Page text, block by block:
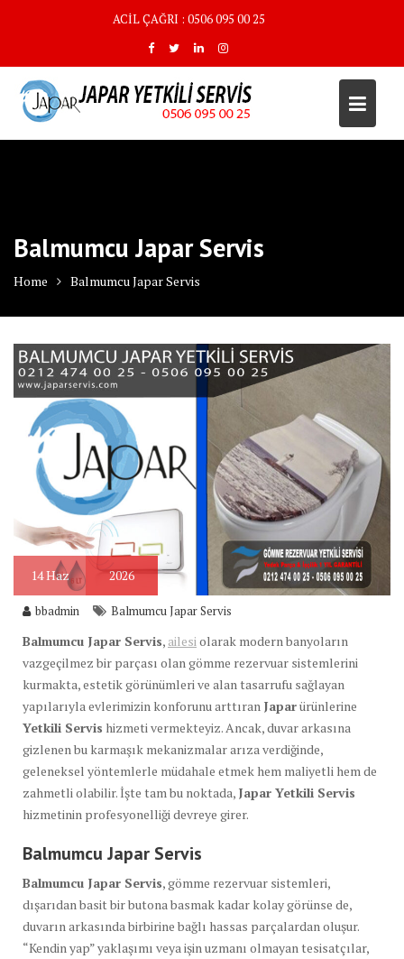
ACİL ÇAĞRI : 0506 095 00 25
Balmumcu Japar Servis
Home Balmumcu Japar Servis
14Haz 2026
bbadmin Balmumcu Japar Servis
Balmumcu Japar Servis, ailesi olarak modern banyoların
vazgeçilmez bir parçası olan gömme rezervuar sistemlerini
kurmakta, estetik görünümleri ve alan tasarrufu sağlayan
yapılarıyla evlerimizin konforunu arttıran Japarürünlerine
Yetkili Servis hizmeti vermekteyiz. Ancak, duvar arkasına
gizlenen bu karmaşık mekanizmalar arıza verdiğinde,
geleneksel yöntemlerle müdahale etmek hem maliyetli hem de
zahmetli olabilir. İşte tam bu noktada, Japar Yetkili Servis
hizmetinin profesyonelliği devreye girer.
Balmumcu Japar Servis
Balmumcu Japar Servis, gömme rezervuar sistemleri,
dışarıdan basit bir butona basmak kadar kolay görünse de,
duvarın arkasında birbirine bağlı hassas parçalardan oluşur.
“Kendin yap” yaklaşımı veya işin uzmanı olmayan tesisatçılar,